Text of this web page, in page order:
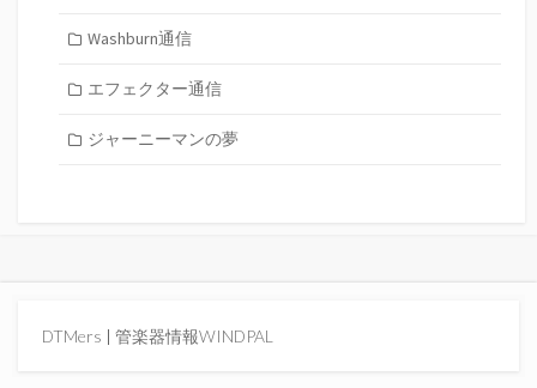
Washburn通信
エフェクター通信
ジャーニーマンの夢
DTMers | 管楽器情報WINDPAL